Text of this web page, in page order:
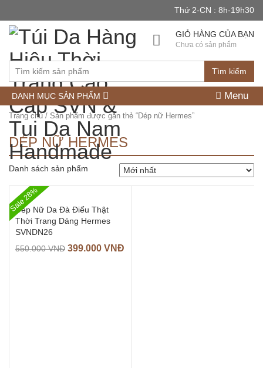
Thứ 2-CN : 8h-19h30
Tìm kiếm
GIỎ HÀNG CỦA BẠN
Chưa có sản phẩm
DANH MỤC SẢN PHẨM Menu
Trang chủ/ Sản phẩm được gắn thẻ “Dép nữ Hermes”
DÉP NỮ HERMES
Danh sách sản phẩm
Sale 28%
Dép Nữ Da Đà Điểu Thật
Thời Trang Dáng Hermes
SVNDN26
550.000VNĐ 399.000 VNĐ